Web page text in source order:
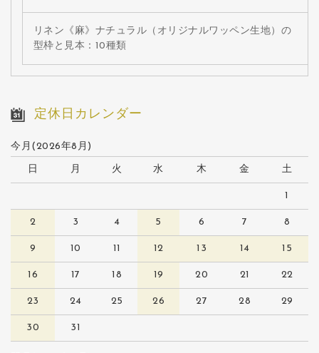
リネン《麻》ナチュラル（オリジナルワッペン生地）の
型枠と見本：10種類
定休日カレンダー
今月(2026年8月)
日 月 火 水 木 金 土
1
2 3 4 5 6 7 8
9 10 11 12 13 14 15
16 17 18 19 20 21 22
23 24 25 26 27 28 29
30 31